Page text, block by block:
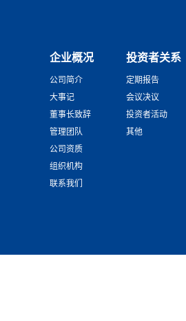
企业概况
公司简介
大事记
董事长致辞
管理团队
公司资质
组织机构
联系我们
投资者关系
定期报告
会议决议
投资者活动
其他